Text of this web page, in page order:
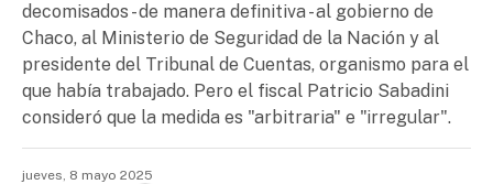
decomisados - de manera definitiva - al gobierno de
Chaco, al Ministerio de Seguridad de la Nación y al
presidente del Tribunal de Cuentas, organismo para el
que había trabajado. Pero el fiscal Patricio Sabadini
consideró que la medida es "arbitraria" e "irregular".
jueves, 8 mayo 2025